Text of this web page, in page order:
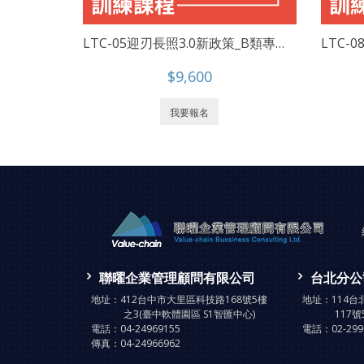
LTC-05迎刃長照3.0新政策_B類專業照護品質各指標深度探討
$9,600
我要報名
聯曜企業管理顧問有限公司
地址： 412台中市大里區科技路168號5樓
之3(臺中軟體園區 S1智匯中心)
電話： 04-24969155
傳真： 04-24966962
台北分
地址： 114台
117
電話： 02-